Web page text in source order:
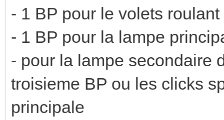
- 1 BP pour le volets roulant
- 1 BP pour la lampe
- pour la lampe secondaire
troisieme BP ou les clicks
principale